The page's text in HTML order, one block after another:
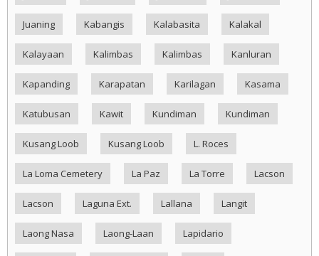
Juaning Kabangis Kalabasita Kalakal
Kalayaan Kalimbas Kalimbas Kanluran
Kapanding Karapatan Karilagan Kasama
Katubusan Kawit Kundiman Kundiman
Kusang Loob Kusang Loob L. Roces
La Loma Cemetery La Paz La Torre Lacson
Lacson Laguna Ext. Lallana Langit
Laong Nasa Laong-Laan Lapidario